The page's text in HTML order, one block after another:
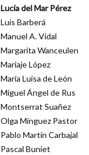
Lucía del Mar Pérez
Luis Barberá
Manuel A. Vidal
Margarita Wanceulen
Mariaje López
María Luisa de León
Miguel Ángel de Rus
Montserrat Suañez
Olga Mínguez Pastor
Pablo Martín Carbajal
Pascal Buniet